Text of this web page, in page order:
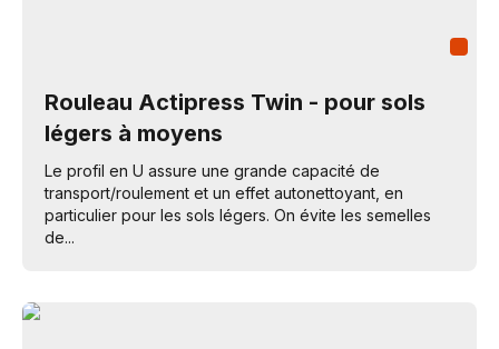
Rouleau Actipress Twin - pour sols
légers à moyens
Le profil en U assure une grande capacité de
transport/roulement et un effet autonettoyant, en
particulier pour les sols légers. On évite les semelles
de...